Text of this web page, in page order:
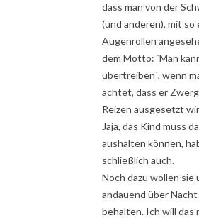
dass man von der
(und anderen), mit so
Augenrollen
dem Motto: `Man
übertreiben´, wenn
achtet, dass er
Reizen ausgesetzt
Jaja, das Kind muss
aushalten können,
schließlich auch.
Noch dazu wollen sie
andauend über Nacht
behalten. Ich will das